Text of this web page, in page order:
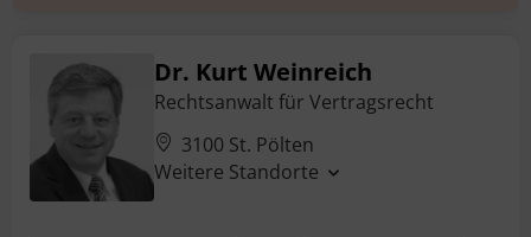
Dr. Kurt Weinreich
Rechtsanwalt für Vertragsrecht
3100 St. Pölten
Weitere Standorte